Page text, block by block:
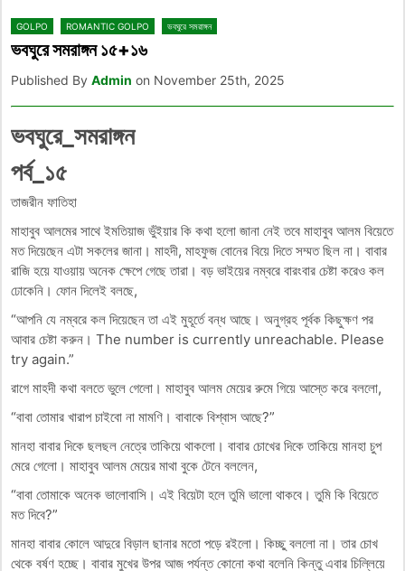
GOLPO ROMANTIC GOLPO ভবঘুরে সমরাঙ্গন
ভবঘুরে সমরাঙ্গন ১৫+১৬
Published By Admin on November 25th, 2025
ভবঘুরে_সমরাঙ্গন
পর্ব_১৫
তাজরীন ফাতিহা
মাহাবুব আলমের সাথে ইমতিয়াজ ভুঁইয়ার কি কথা হলো জানা নেই তবে মাহাবুব আলম বিয়েতে
মত দিয়েছেন এটা সকলের জানা। মাহদী, মাহফুজ বোনের বিয়ে দিতে সম্মত ছিল না। বাবার
রাজি হয়ে যাওয়ায় অনেক ক্ষেপে গেছে তারা। বড় ভাইয়ের নম্বরে বারংবার চেষ্টা করেও কল
ঢোকেনি। ফোন দিলেই বলছে,
“আপনি যে নম্বরে কল দিয়েছেন তা এই মুহূর্তে বন্ধ আছে। অনুগ্রহ পূর্বক কিছুক্ষণ পর
আবার চেষ্টা করুন। The number is currently unreachable. Please
try again.”
রাগে মাহদী কথা বলতে ভুলে গেলো। মাহাবুব আলম মেয়ের রুমে গিয়ে আস্তে করে বললো,
“বাবা তোমার খারাপ চাইবো না মামণি। বাবাকে বিশ্বাস আছে?”
মানহা বাবার দিকে ছলছল নেত্রে তাকিয়ে থাকলো। বাবার চোখের দিকে তাকিয়ে মানহা চুপ
মেরে গেলো। মাহাবুব আলম মেয়ের মাথা বুকে টেনে বললেন,
“বাবা তোমাকে অনেক ভালোবাসি। এই বিয়েটা হলে তুমি ভালো থাকবে। তুমি কি বিয়েতে
মত দিবে?”
মানহা বাবার কোলে আদুরে বিড়াল ছানার মতো পড়ে রইলো। কিচ্ছু বললো না। তার চোখ
থেকে বর্ষণ হচ্ছে। বাবার মুখের উপর আজ পর্যন্ত কোনো কথা বলেনি কিন্তু এবার চিল্লিয়ে